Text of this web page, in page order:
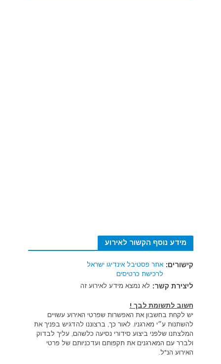
מידע נוסף הקשור לאירוע
קישורים: אתר פסטיבל אינדיגו ישראל
לרכישת כרטיסים
ליצירת קשר: לא נמצא מידע לאירוע זה
חשוב לתשומת לבך !
יש לקחת בחשבון את האפשרות שפרטי האירוע עשויים
להשתנות ע״י מארגניו. לאור כך, ברצוננו להדגיש בפניך את
המלצתנו שלפני ביצוע סידורי נסיעה כלשהם, עליך לבדוק
ולברר עם המארגנים את תקפותם ועדכניותם של פרטי
האירוע הנ"ל.